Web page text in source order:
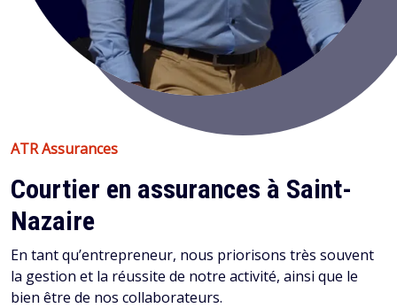
ATR Assurances
Courtier en assurances à Saint-
Nazaire
En tant qu’entrepreneur, nous priorisons très souvent
la gestion et la réussite de notre activité, ainsi que le
bien être de nos collaborateurs.